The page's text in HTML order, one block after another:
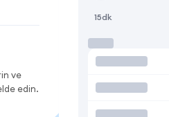
ve
edin.
15dk